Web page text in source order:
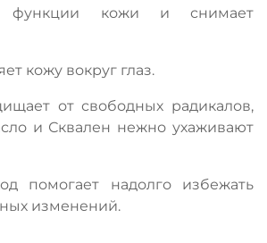
функции кожи и снимает
кожу вокруг глаз.
от свободных радикалов,
и Сквален нежно ухаживают
помогает надолго избежать
изменений.